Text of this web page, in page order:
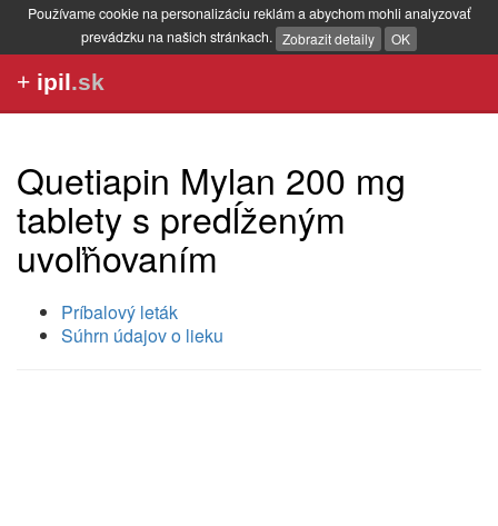
Používame cookie na personalizáciu reklám a abychom mohli analyzovať
prevádzku na našich stránkach. Zobrazit detaily OK
+ ipil.sk
Quetiapin Mylan 200 mg
tablety s predĺženým
uvoľňovaním
Príbalový leták
Súhrn údajov o lieku